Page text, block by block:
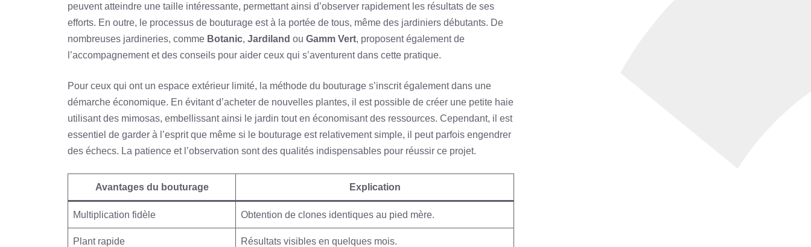
peuvent atteindre une taille intéressante, permettant ainsi d’observer rapidement les résultats de ses
efforts. En outre, le processus de bouturage est à la portée de tous, même des jardiniers débutants. De
nombreuses jardineries, comme Botanic, Jardiland ou Gamm Vert, proposent également de
l’accompagnement et des conseils pour aider ceux qui s’aventurent dans cette pratique.
Pour ceux qui ont un espace extérieur limité, la méthode du bouturage s’inscrit également dans une
démarche économique. En évitant d’acheter de nouvelles plantes, il est possible de créer une petite haie
utilisant des mimosas, embellissant ainsi le jardin tout en économisant des ressources. Cependant, il est
essentiel de garder à l’esprit que même si le bouturage est relativement simple, il peut parfois engendrer
des échecs. La patience et l’observation sont des qualités indispensables pour réussir ce projet.
Avantages du bouturage Explication
Multiplication fidèle Obtention de clones identiques au pied mère.
Plant rapide Résultats visibles en quelques mois.